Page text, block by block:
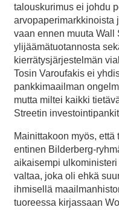
talouskurimus ei johdu
arvopaperimarkkinoista
vaan ennen muuta Wall
ylijäämätuotannosta
kierrätysjärjestelmän
Tosin Varoufakis ei
pankkimaailman
mutta miltei kaikki
Streetin
Mainittakoon myös,
entinen Bilderberg-
aikaisempi
valtaa, joka oli ehkä
ihmisellä
tuoreessa kirjassaan